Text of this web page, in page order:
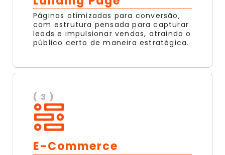
Páginas otimizadas para conversão,
com estrutura pensada para capturar
leads e impulsionar vendas, atraindo o
público certo de maneira estratégica.
( 3 )
E-Commerce